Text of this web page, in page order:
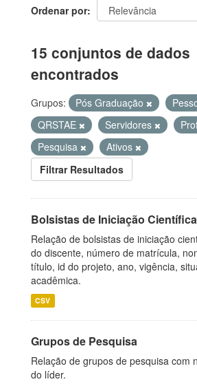
Ordenar por
15 conjuntos de dados
encontrados
Grupos: Pós Graduação
QRSTAE
Servidores
Pesquisa
Ativos
Filtrar Resultados
Bolsistas de Iniciação Científica
Relação de bolsistas de iniciação
do discente, número de matrícula,
título, id do projeto, ano, vigência,
acadêmica.
CSV
Grupos de Pesquisa
Relação de grupos de pesquisa com
do líder.